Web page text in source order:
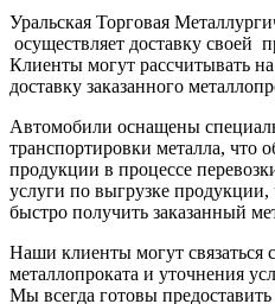
Уральская Торговая
осуществляет доставку своей
Клиенты могут рассчитывать
доставку заказанного
Автомобили оснащены
транспортировки металла, что
продукции в процессе
услуги по выгрузке продукции,
быстро получить заказанный
Наши клиенты могут связаться
металлопроката и уточнения
Мы всегда готовы